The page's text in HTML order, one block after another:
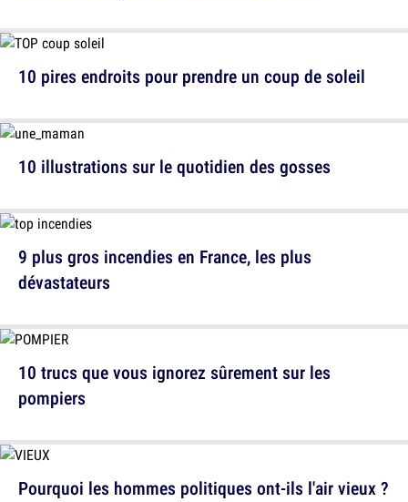
10 illustrations sur le quotidien des gosses
10 trucs que vous ignorez sûrement sur les
pompiers
10 pires endroits pour prendre un coup de soleil
9 plus gros incendies en France, les plus
dévastateurs
Pourquoi les hommes politiques ont-ils l'air vieux ?